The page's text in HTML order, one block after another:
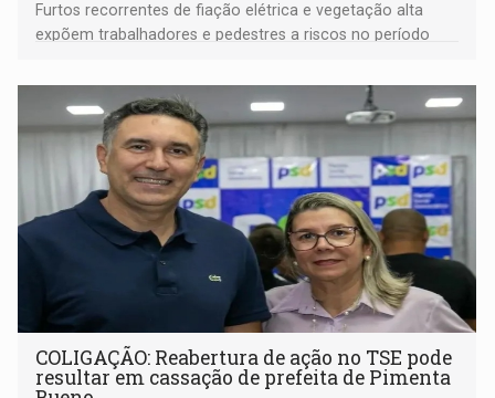
Furtos recorrentes de fiação elétrica e vegetação alta
expõem trabalhadores e pedestres a riscos no período
COLIGAÇÃO: Reabertura de ação no TSE pode
resultar em cassação de prefeita de Pimenta